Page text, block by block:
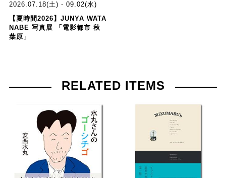
2026.07.18(土) - 09.02(水)
【夏時間2026】JUNYA WATA
NABE 写真展 「電影都市 秋
葉原」
RELATED ITEMS